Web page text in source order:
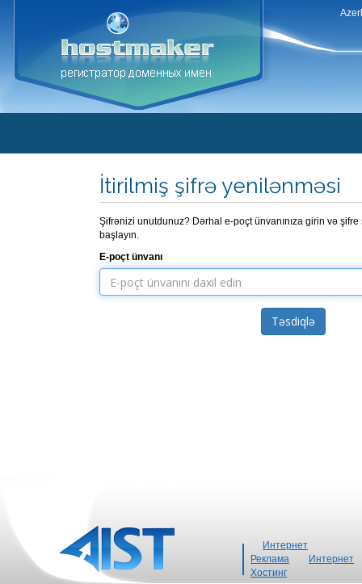
İtirilmiş şifrə yenilənməsi
Şifrənizi unutdunuz? Dərhal e-poçt ünvanınıza girin və şifre
başlayın.
E-poçt ünvanı
Təsdiqlə
Интернет
Реклама
Интернет
Хостинг